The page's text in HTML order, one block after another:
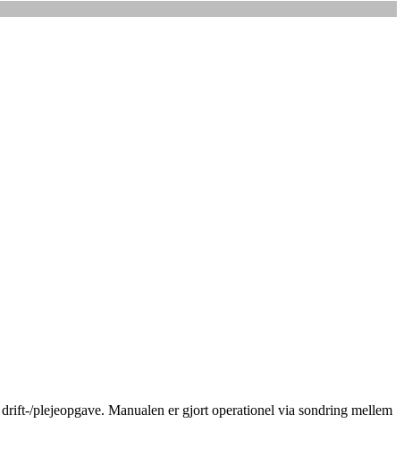
plejeopgave. Manualen er gjort operationel via sondring mellem